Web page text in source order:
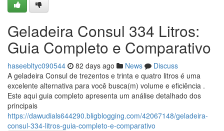
Geladeira Consul 334 Litros:
Guia Completo e Comparativo
haseebltyc090544 82 days ago News
Discuss
A geladeira Consul de trezentos e trinta e quatro litros é uma
excelente alternativa para você busca(m) volume e eficiência .
Este aqui guia completo apresenta um análise detalhado dos
principais
https://dawudials644290.bligblogging.com/42067148/geladeira-
consul-334-litros-guia-completo-e-comparativo